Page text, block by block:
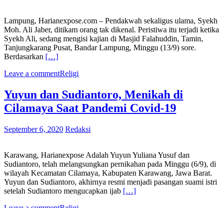
Lampung, Harianexpose.com – Pendakwah sekaligus ulama, Syekh
Moh. Ali Jaber, ditikam orang tak dikenal. Peristiwa itu terjadi ketika
Syekh Ali, sedang mengisi kajian di Masjid Falahuddin, Tamin,
Tanjungkarang Pusat, Bandar Lampung, Minggu (13/9) sore.
Berdasarkan […]
Leave a commentReligi
Yuyun dan Sudiantoro, Menikah di
Cilamaya Saat Pandemi Covid-19
September 6, 2020 Redaksi
Karawang, Harianexpose Adalah Yuyun Yuliana Yusuf dan
Sudiantoro, telah melangsungkan pernikahan pada Minggu (6/9), di
wilayah Kecamatan Cilamaya, Kabupaten Karawang, Jawa Barat.
Yuyun dan Sudiantoro, akhirnya resmi menjadi pasangan suami istri
setelah Sudiantoro mengucapkan ijab […]